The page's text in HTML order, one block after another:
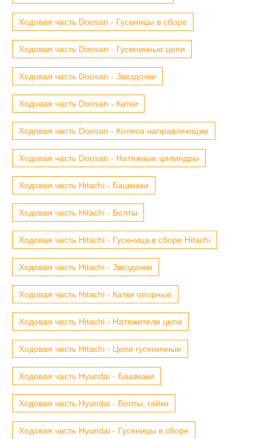
Ходовая часть Doosan - Гусеницы в сборе
Ходовая часть Doosan - Гусеничные цепи
Ходовая часть Doosan - Звездочки
Ходовая часть Doosan - Катки
Ходовая часть Doosan - Колеса направляющие
Ходовая часть Doosan - Натяжные цилиндры
Ходовая часть Hitachi - Башмаки
Ходовая часть Hitachi - Болты
Ходовая часть Hitachi - Гусеница в сборе Hitachi
Ходовая часть Hitachi - Звездочки
Ходовая часть Hitachi - Катки опорные
Ходовая часть Hitachi - Натяжители цепи
Ходовая часть Hitachi - Цепи гусеничные
Ходовая часть Hyundai - Башмаки
Ходовая часть Hyundai - Болты, гайки
Ходовая часть Hyundai - Гусеницы в сборе